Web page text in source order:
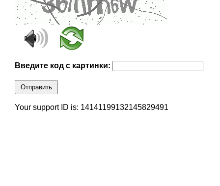
Введите код с картинки:
Отправить
Your support ID is: 14141199132145829491